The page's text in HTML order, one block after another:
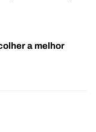
a melhor